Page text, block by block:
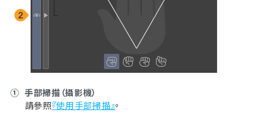
① 手部掃描（攝影機）
請參照『使用手部掃描』。